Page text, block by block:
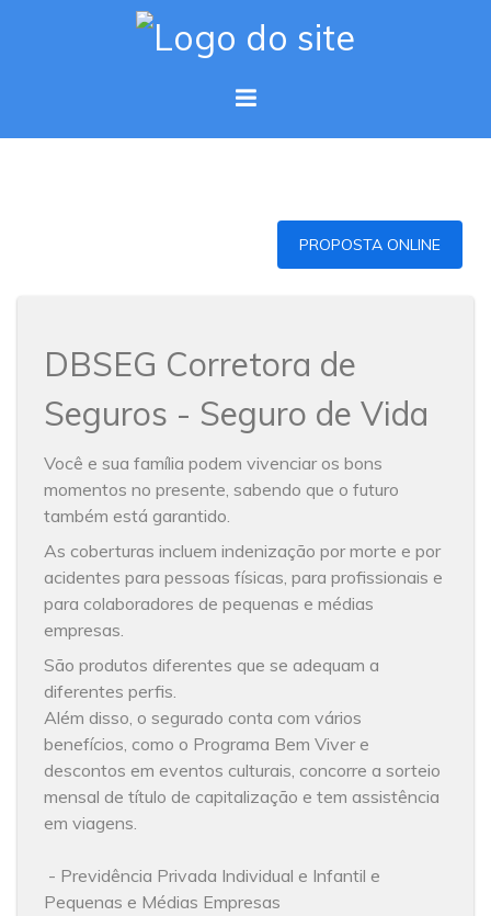
PROPOSTA ONLINE
DBSEG Corretora de
Seguros - Seguro de Vida
Você e sua família podem vivenciar os bons
momentos no presente, sabendo que o futuro
também está garantido.
As coberturas incluem indenização por morte e por
acidentes para pessoas físicas, para profissionais e
para colaboradores de pequenas e médias
empresas.
São produtos diferentes que se adequam a
diferentes perfis.
Além disso, o segurado conta com vários
benefícios, como o Programa Bem Viver e
descontos em eventos culturais, concorre a sorteio
mensal de título de capitalização e tem assistência
em viagens.
- Previdência Privada Individual e Infantil e
Pequenas e Médias Empresas